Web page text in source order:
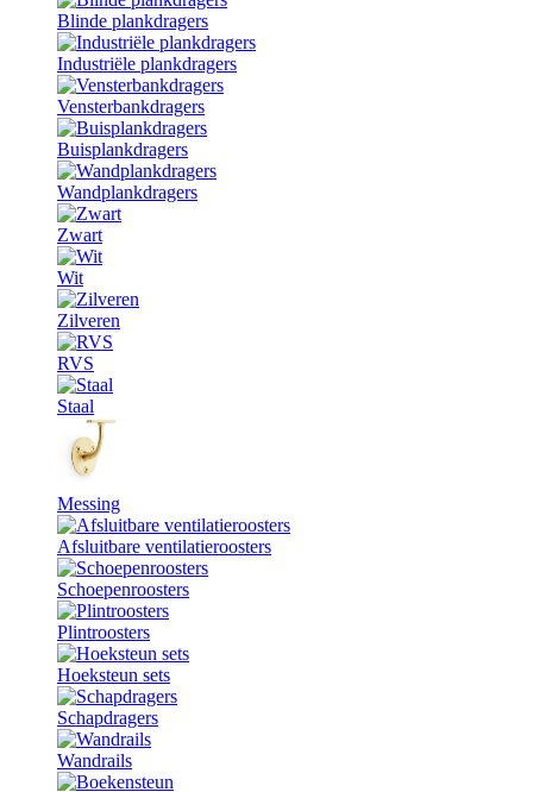
Blinde plankdragers
Industriële plankdragers
Vensterbankdragers
Buisplankdragers
Wandplankdragers
Zwart
Wit
Zilveren
RVS
Staal
Messing
Afsluitbare ventilatieroosters
Schoepenroosters
Plintroosters
Hoeksteun sets
Schapdragers
Wandrails